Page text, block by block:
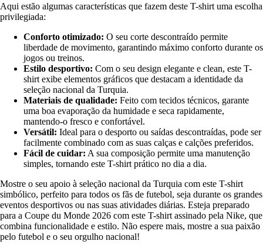
Aqui estão algumas características que fazem deste T-shirt uma escolha
privilegiada:
Conforto otimizado: O seu corte descontraído permite
liberdade de movimento, garantindo máximo conforto durante os
jogos ou treinos.
Estilo desportivo: Com o seu design elegante e clean, este T-
shirt exibe elementos gráficos que destacam a identidade da
seleção nacional da Turquia.
Materiais de qualidade: Feito com tecidos técnicos, garante
uma boa evaporação da humidade e seca rapidamente,
mantendo-o fresco e confortável.
Versátil: Ideal para o desporto ou saídas descontraídas, pode ser
facilmente combinado com as suas calças e calções preferidos.
Fácil de cuidar: A sua composição permite uma manutenção
simples, tornando este T-shirt prático no dia a dia.
Mostre o seu apoio à seleção nacional da Turquia com este T-shirt
simbólico, perfeito para todos os fãs de futebol, seja durante os grandes
eventos desportivos ou nas suas atividades diárias. Esteja preparado
para a Coupe du Monde 2026 com este T-shirt assinado pela Nike, que
combina funcionalidade e estilo. Não espere mais, mostre a sua paixão
pelo futebol e o seu orgulho nacional!